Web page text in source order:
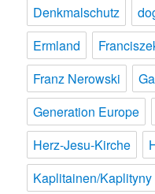
Denkmalschutz
Ermland
Franz Nerowski
Generation Europe
Herz-Jesu-Kirche
Kaplitainen/Kaplityny